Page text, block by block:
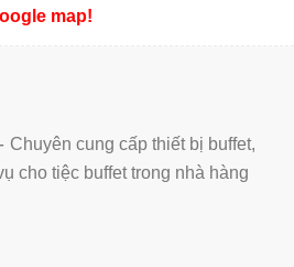
map!
Chuyên cung cấp thiết bị buffet,
cho tiệc buffet trong nhà hàng